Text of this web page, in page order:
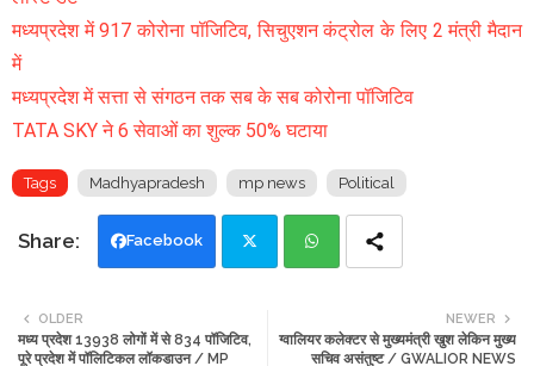
मध्यप्रदेश में 917 कोरोना पॉजिटिव, सिचुएशन कंट्रोल के लिए 2 मंत्री मैदान
में
मध्यप्रदेश में सत्ता से संगठन तक सब के सब कोरोना पॉजिटिव
TATA SKY ने 6 सेवाओं का शुल्क 50% घटाया
Tags Madhyapradesh mp news Political
Facebook
tte ats
NEWER
ग्वालियर कलेक्टर से मुख्यमंत्री खुश लेकिन मुख्य
सचिव असंतुष्ट / GWALIOR NEWS
OLDER
मध्य प्रदेश 13938 लोगों में से 834 पॉजिटिव,
पूरे प्रदेश में पॉलिटिकल लॉकडाउन / MP